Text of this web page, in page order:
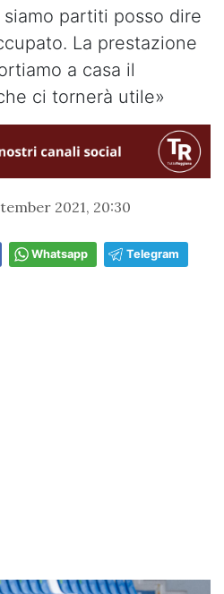
partiti posso dire
La prestazione
a casa il
ci tornerà utile»
2021, 20:30
Whatsapp Telegram